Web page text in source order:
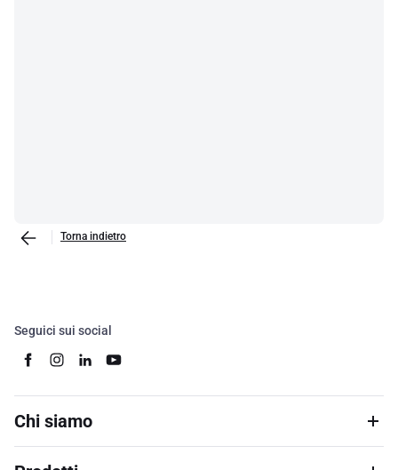
Torna indietro
Seguici sui social
Chi siamo